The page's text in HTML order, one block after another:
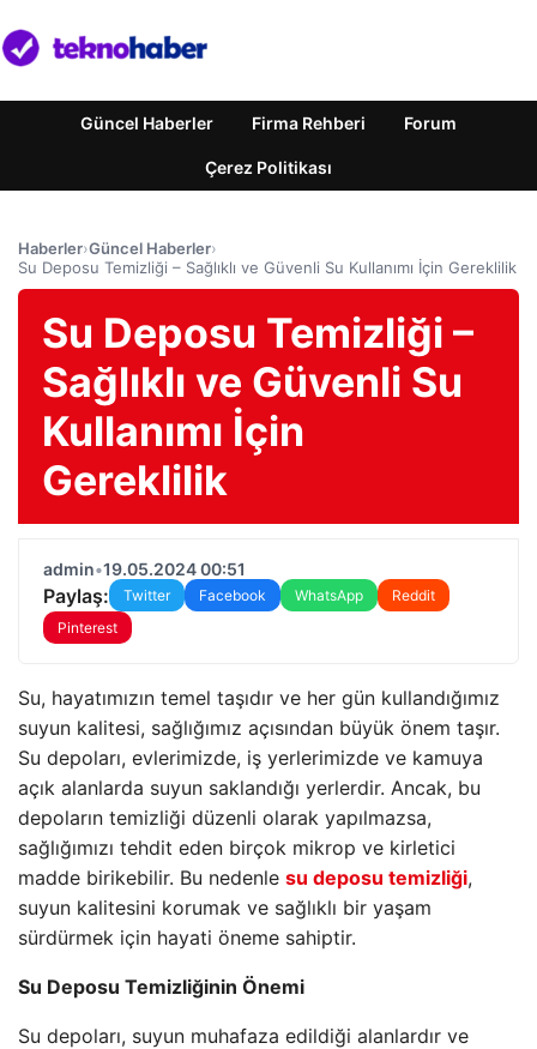
Güncel Haberler Firma Rehberi Forum
Çerez Politikası
Haberler›Güncel Haberler›
Su Deposu Temizliği – Sağlıklı ve Güvenli Su Kullanımı İçin Gereklilik
Su Deposu Temizliği –
Sağlıklı ve Güvenli Su
Kullanımı İçin
Gereklilik
admin•19.05.2024 00:51
Paylaş: Twitter Facebook WhatsApp
Reddit
Pinterest
Su, hayatımızın temel taşıdır ve her gün kullandığımız
suyun kalitesi, sağlığımız açısından büyük önem taşır.
Su depoları, evlerimizde, iş yerlerimizde ve kamuya
açık alanlarda suyun saklandığı yerlerdir. Ancak, bu
depoların temizliği düzenli olarak yapılmazsa,
sağlığımızı tehdit eden birçok mikrop ve kirletici
madde birikebilir. Bu nedenle su deposu temizliği,
suyun kalitesini korumak ve sağlıklı bir yaşam
sürdürmek için hayati öneme sahiptir.
Su Deposu Temizliğinin Önemi
Su depoları, suyun muhafaza edildiği alanlardır ve